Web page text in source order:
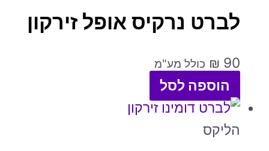
לברט נרקיס אופל זירקון
₪ 90 כולל מע"מ
הוספה לסל
הליקס